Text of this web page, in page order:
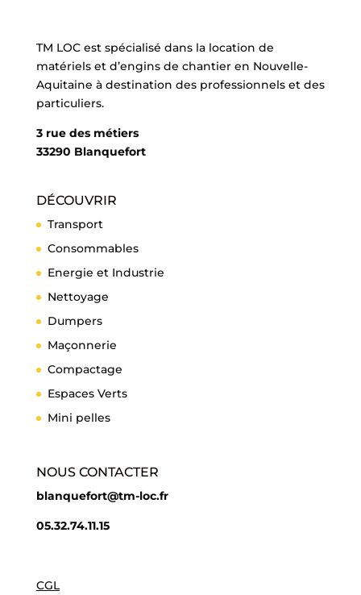
TM LOC est spécialisé dans la location de
matériels et d’engins de chantier en Nouvelle-
Aquitaine à destination des professionnels et des
particuliers.
3 rue des métiers
33290 Blanquefort
DÉCOUVRIR
Transport
Consommables
Energie et Industrie
Nettoyage
Dumpers
Maçonnerie
Compactage
Espaces Verts
Mini pelles
NOUS CONTACTER
blanquefort@tm-loc.fr
05.32.74.11.15
CGL